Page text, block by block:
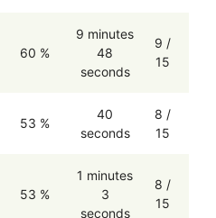
60 %
9 minutes
48
seconds
9 /
15
53 %
40
seconds
8 /
15
53 %
1 minutes
3
seconds
8 /
15